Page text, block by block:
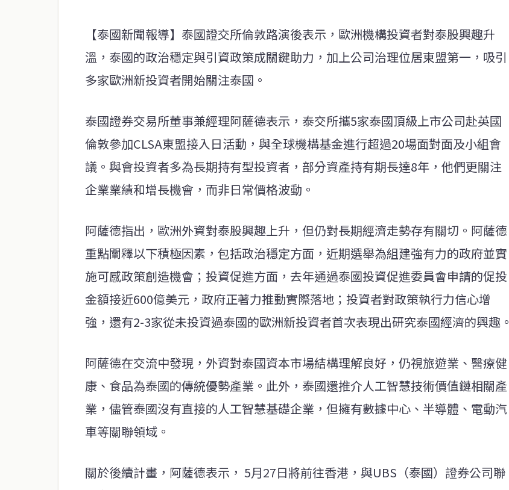
【泰國新聞報導】泰國證交所倫敦路演後表示，歐洲機構投資者對泰股興趣升
溫，泰國的政治穩定與引資政策成關鍵助力，加上公司治理位居東盟第一，吸引
多家歐洲新投資者開始關注泰國。
泰國證券交易所董事兼經理阿薩德表示，泰交所攜5家泰國頂級上市公司赴英國
倫敦參加CLSA東盟接入日活動，與全球機構基金進行超過20場面對面及小組會
議。與會投資者多為長期持有型投資者，部分資產持有期長達8年，他們更關注
企業業績和增長機會，而非日常價格波動。
阿薩德指出，歐洲外資對泰股興趣上升，但仍對長期經濟走勢存有關切。阿薩德
重點闡釋以下積極因素，包括政治穩定方面，近期選舉為組建強有力的政府並實
施可感政策創造機會；投資促進方面，去年通過泰國投資促進委員會申請的促投
金額接近600億美元，政府正著力推動實際落地；投資者對政策執行力信心增
強，還有2-3家從未投資過泰國的歐洲新投資者首次表現出研究泰國經濟的興趣。
阿薩德在交流中發現，外資對泰國資本市場結構理解良好，仍視旅遊業、醫療健
康、食品為泰國的傳統優勢產業。此外，泰國還推介人工智慧技術價值鏈相關產
業，儘管泰國沒有直接的人工智慧基礎企業，但擁有數據中心、半導體、電動汽
車等關聯領域。
關於後續計畫，阿薩德表示， 5月27日將前往香港，與UBS（泰國）證券公司聯